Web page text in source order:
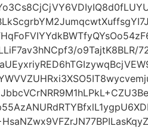
o9TajtK8BLR/